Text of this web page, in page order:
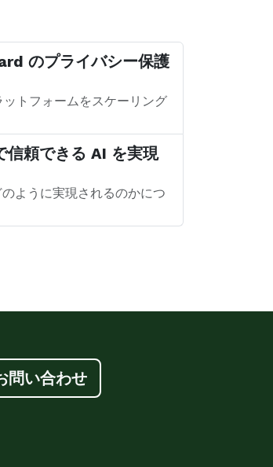
のプライバシー保護
トフォームをスケーリング
信頼できる AI を実現
ように実現されるのかにつ
問い合わせ